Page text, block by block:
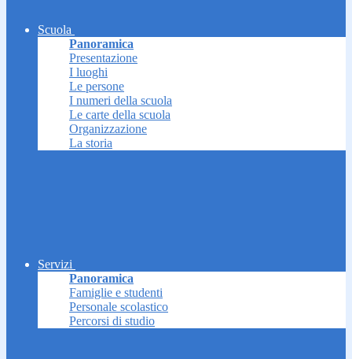
Scuola
Panoramica
Presentazione
I luoghi
Le persone
I numeri della scuola
Le carte della scuola
Organizzazione
La storia
Servizi
Panoramica
Famiglie e studenti
Personale scolastico
Percorsi di studio